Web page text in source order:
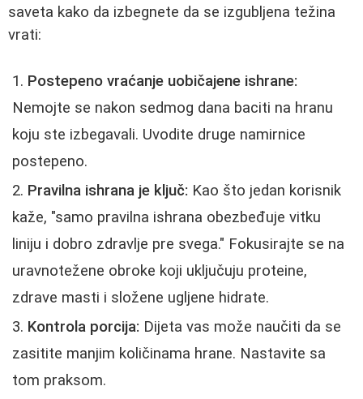
saveta kako da izbegnete da se izgubljena težina
vrati:
Postepeno vraćanje uobičajene ishrane:
Nemojte se nakon sedmog dana baciti na hranu
koju ste izbegavali. Uvodite druge namirnice
postepeno.
Pravilna ishrana je ključ: Kao što jedan korisnik
kaže, "samo pravilna ishrana obezbeđuje vitku
liniju i dobro zdravlje pre svega." Fokusirajte se na
uravnotežene obroke koji uključuju proteine,
zdrave masti i složene ugljene hidrate.
Kontrola porcija: Dijeta vas može naučiti da se
zasitite manjim količinama hrane. Nastavite sa
tom praksom.